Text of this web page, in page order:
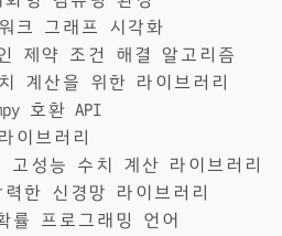
크 그래프 시각화
제약 조건 해결 알고리즘
계산을 위한 라이브러리
호환 API
이브러리
고성능 수치 계산 라이브러리
한 신경망 라이브러리
률 프로그래밍 언어